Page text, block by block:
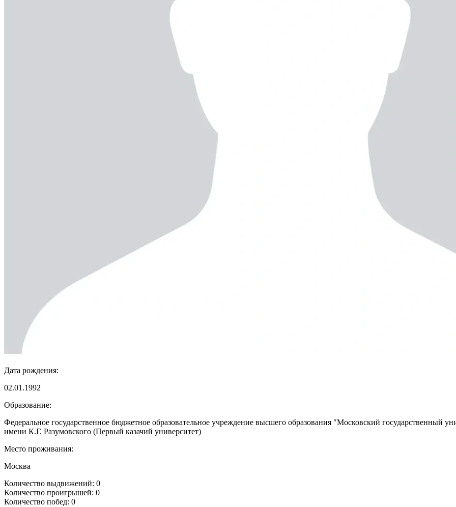
Дата рождения:
02.01.1992
Образование:
Федеральное государственное бюджетное образовательное учреждение высшего образования "Московский государственный
имени К.Г. Разумовского (Первый казачий университет)
Место проживания:
Москва
Количество выдвижений: 0
Количество проигрышей: 0
Количество побед: 0